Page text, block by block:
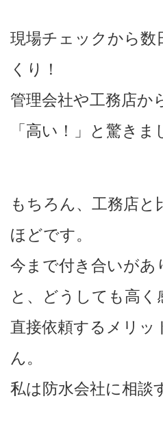
現場チェックから数
くり！
管理会社や工務店か
「高い！」と驚きま
もちろん、工務店
ほどです。
今まで付き合いがあ
と、どうしても高く
直接依頼するメリ
ん。
私は防水会社に相談